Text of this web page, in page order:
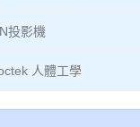
投影機
人體工學